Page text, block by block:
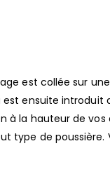
est collée sur
est ensuite
à la hauteur de
type de